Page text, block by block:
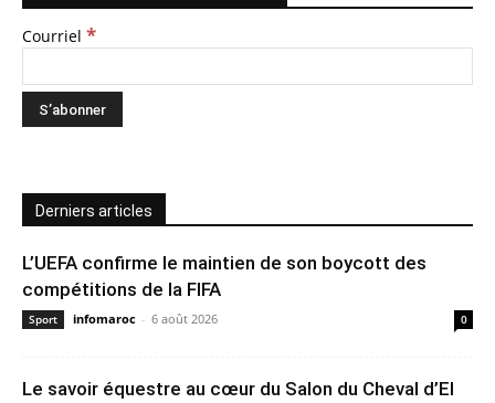
Courriel *
Derniers articles
L’UEFA confirme le maintien de son boycott des
compétitions de la FIFA
Sport infomaroc - 6 août 2026 0
Le savoir équestre au cœur du Salon du Cheval d’El